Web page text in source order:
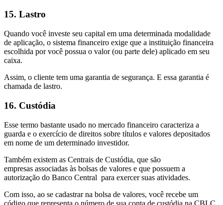
15. Lastro
Quando você investe seu capital em uma determinada modalidade
de aplicação, o sistema financeiro exige que a instituição financeira
escolhida por você possua o valor (ou parte dele) aplicado em seu
caixa.
Assim, o cliente tem uma garantia de segurança. E essa garantia é
chamada de lastro.
16. Custódia
Esse termo bastante usado no mercado financeiro caracteriza a
guarda e o exercício de direitos sobre títulos e valores depositados
em nome de um determinado investidor.
Também existem as Centrais de Custódia, que são
empresas associadas às bolsas de valores e que possuem a
autorização do Banco Central para exercer suas atividades.
Com isso, ao se cadastrar na bolsa de valores, você recebe um
código que representa o número de sua conta de custódia na CBLC,